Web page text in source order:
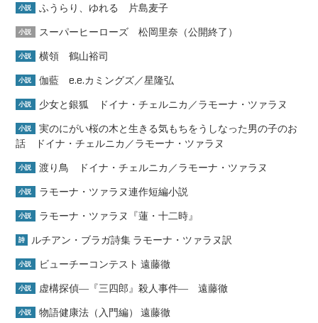
小説 ふうらり、ゆれる 片島麦子
小説 スーパーヒーローズ 松岡里奈（公開終了）
小説 横領 鶴山裕司
小説 伽藍 e.e.カミングズ／星隆弘
小説 少女と銀狐 ドイナ・チェルニカ／ラモーナ・ツァラヌ
小説
実のにがい桜の木と生きる気もちをうしなった男の子のお
話 ドイナ・チェルニカ／ラモーナ・ツァラヌ
小説 渡り鳥 ドイナ・チェルニカ／ラモーナ・ツァラヌ
小説 ラモーナ・ツァラヌ連作短編小説
小説 ラモーナ・ツァラヌ『蓮・十二時』
詩 ルチアン・ブラガ詩集 ラモーナ・ツァラヌ訳
小説 ビューチーコンテスト 遠藤徹
小説 虚構探偵―『三四郎』殺人事件― 遠藤徹
小説 物語健康法（入門編） 遠藤徹